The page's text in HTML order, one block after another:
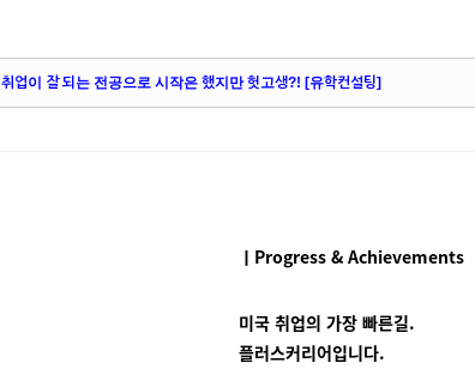
취업이 잘 되는 전공으로 시작은 했지만 헛고생?! [유학컨설팅]
ㅣProgress & Achievements
미국 취업의 가장 빠른길.
플러스커리어입니다.